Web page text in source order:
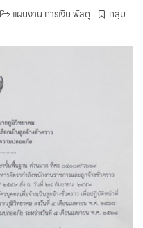
แผนงาน การเงิน พัสดุ
กลุ่ม